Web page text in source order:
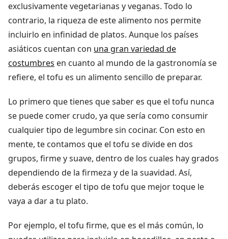
exclusivamente vegetarianas y veganas. Todo lo
contrario, la riqueza de este alimento nos permite
incluirlo en infinidad de platos. Aunque los países
asiáticos cuentan con una gran variedad de
costumbres en cuanto al mundo de la gastronomía se
refiere, el tofu es un alimento sencillo de preparar.
Lo primero que tienes que saber es que el tofu nunca
se puede comer crudo, ya que sería como consumir
cualquier tipo de legumbre sin cocinar. Con esto en
mente, te contamos que el tofu se divide en dos
grupos, firme y suave, dentro de los cuales hay grados
dependiendo de la firmeza y de la suavidad. Así,
deberás escoger el tipo de tofu que mejor toque le
vaya a dar a tu plato.
Por ejemplo, el tofu firme, que es el más común, lo